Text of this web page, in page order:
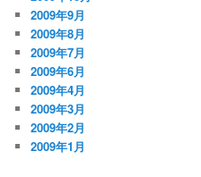
2009年9月
2009年8月
2009年7月
2009年6月
2009年4月
2009年3月
2009年2月
2009年1月